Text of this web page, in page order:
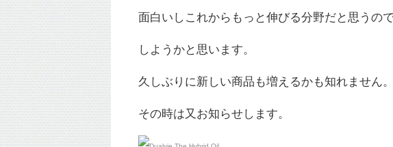
面白いしこれからもっと伸びる分野だと思うの
しようかと思います。
久しぶりに新しい商品も増えるかも知れません。
その時は又お知らせします。